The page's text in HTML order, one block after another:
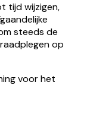
tijd wijzigen,
steeds de
op
voor het